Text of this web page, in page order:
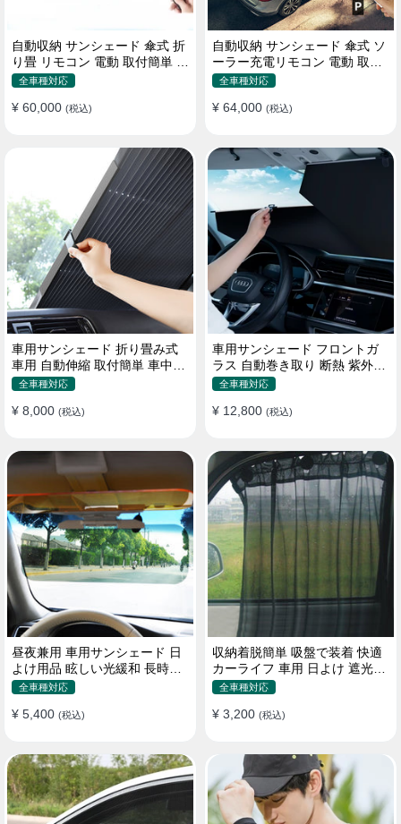
自動収納 サンシェード 傘式 折
り畳 リモコン 電動 取付簡単 汎
用 防風
全車種対応
¥ 60,000 (税込)
自動収納 サンシェード 傘式 ソ
ーラー充電リモコン 電動 取付
簡単 汎用
全車種対応
¥ 64,000 (税込)
車用サンシェード 折り畳み式
車用 自動伸縮 取付簡単 車中泊
紫外線UVカット 仮眠 断熱
全車種対応
¥ 8,000 (税込)
車用サンシェード フロントガ
ラス 自動巻き取り 断熱 紫外線
UVカット 取付収納便利
全車種対応
¥ 12,800 (税込)
昼夜兼用 車用サンシェード 日
よけ用品 眩しい光緩和 長時間
運転 特殊遮光素材
全車種対応
¥ 5,400 (税込)
収納着脱簡単 吸盤で装着 快適
カーライフ 車用 日よけ 遮光
UVカット 通気
全車種対応
¥ 3,200 (税込)